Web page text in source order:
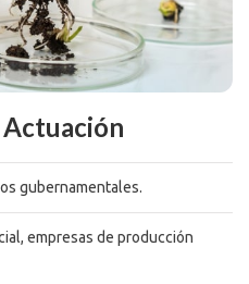
Actuación
gubernamentales.
empresas de producción